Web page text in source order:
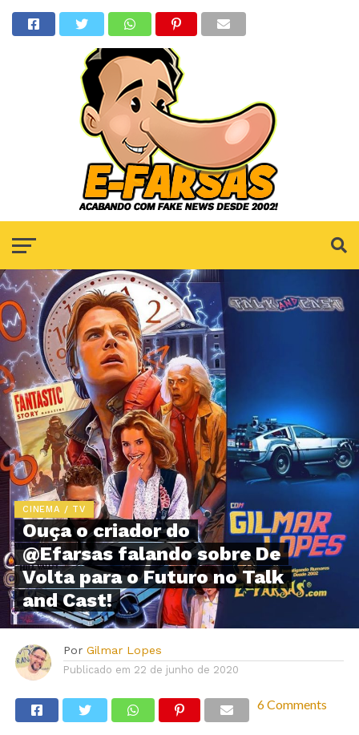
CINEMA / TV
Ouça o criador do
@Efarsas falando sobre De
Volta para o Futuro no Talk
and Cast!
Por Gilmar Lopes
Publicado em 22 de junho de 2020
6 Comments